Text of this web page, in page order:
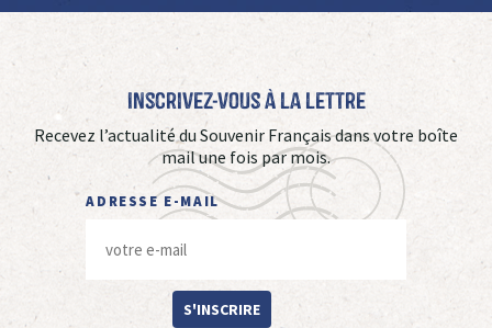
Inscrivez-vous à La Lettre
Recevez l’actualité du Souvenir Français dans votre boîte
mail une fois par mois.
ADRESSE E-MAIL
S'INSCRIRE